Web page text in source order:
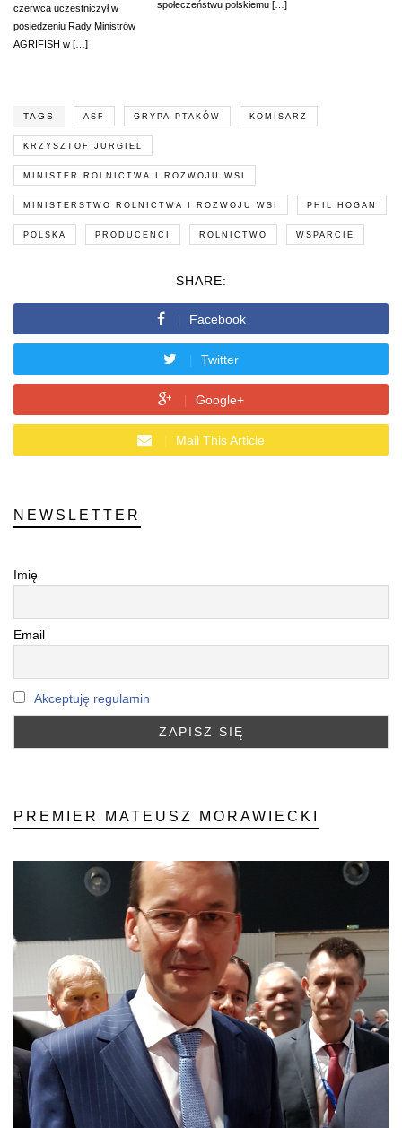
czerwca uczestniczył w
posiedzeniu Rady Ministrów
AGRIFISH w […]
społeczeństwu polskiemu […]
TAGS ASF GRYPA PTAKÓW KOMISARZ
KRZYSZTOF JURGIEL
MINISTER ROLNICTWA I ROZWOJU WSI
MINISTERSTWO ROLNICTWA I ROZWOJU WSI PHIL HOGAN
POLSKA PRODUCENCI ROLNICTWO WSPARCIE
SHARE:
Facebook
Twitter
Google+
Mail This Article
NEWSLETTER
Imię
Email
Akceptuję regulamin
PREMIER MATEUSZ MORAWIECKI